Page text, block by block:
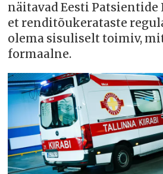
näitavad Eesti
et renditõukerataste
olema sisuliselt toimiv,
formaalne.